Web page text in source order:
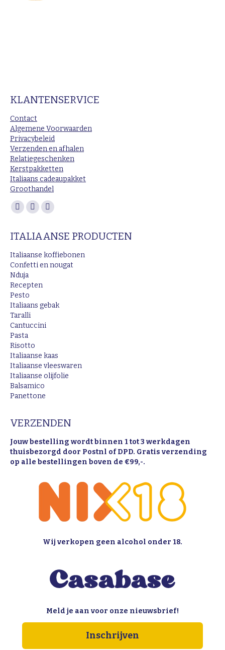
KLANTENSERVICE
Contact
Algemene Voorwaarden
Privacybeleid
Verzenden en afhalen
Relatiegeschenken
Kerstpakketten
Italiaans cadeaupakket
Groothandel
Vind ons op:
Facebook
opens
in
new
window
Instagram
opens
in
new
Mail
opens
in
new
ITALIAANSE PRODUCTEN
Italiaanse koffiebonen
Confetti en nougat
Nduja
Recepten
Pesto
Italiaans gebak
Taralli
Cantuccini
Pasta
Risotto
Italiaanse kaas
Italiaanse vleeswaren
Italiaanse olijfolie
Balsamico
Panettone
VERZENDEN
Jouw bestelling wordt binnen 1 tot 3 werkdagen
thuisbezorgd door Postnl of DPD. Gratis verzending
op alle bestellingen boven de €99,-.
Wij verkopen geen alcohol onder 18.
Meld je aan voor onze nieuwsbrief!
Inschrijven